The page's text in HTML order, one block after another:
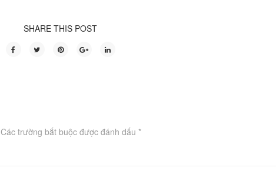
SHARE THIS POST
Các trường bắt buộc được đánh dấu *